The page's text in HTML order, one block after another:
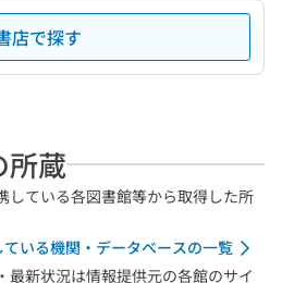
店で探す
所蔵
している各図書館等から取得した所
いる機関・データベースの一覧
最新状況は情報提供元の各館のサイ